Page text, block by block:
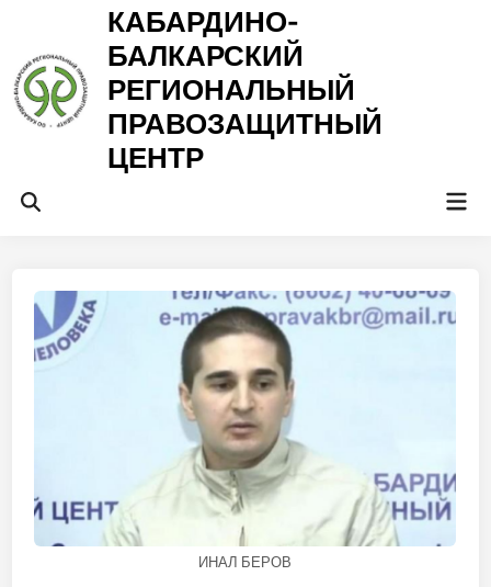
содержимому
КАБАРДИНО-
БАЛКАРСКИЙ
РЕГИОНАЛЬНЫЙ
ПРАВОЗАЩИТНЫЙ
ЦЕНТР
Открыть
ИНАЛ БЕРОВ